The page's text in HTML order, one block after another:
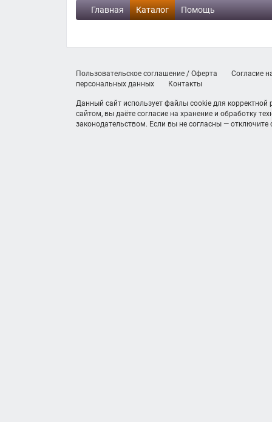
Главная Каталог Помощь
Пользовательское соглашение / Оферта
Согласие
персональных данных
Контакты
Данный сайт использует файлы cookie для
сайтом, вы даёте согласие на хранение и обработку
законодательством. Если вы не согласны — отключите